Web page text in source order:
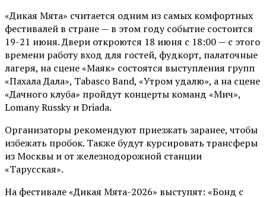
«Дикая Мята» считается одним из самых комфортных
фестивалей в стране — в этом году событие состоится
19-21 июня. Двери откроются 18 июня с 18:00 — с этого
времени работу вход для гостей, фудкорт, палаточные
лагеря, на сцене «Маяк» состоятся выступления групп
«Пахала Дала», Tabasco Band, «Утром удалю», а на сцене
«Дачного клуба» пройдут концерты команд «Мич»,
Lomany Russky и Driada.
Организаторы рекомендуют приезжать заранее, чтобы
избежать пробок. Также будут курсировать трансферы
из Москвы и от железнодорожной станции
«Тарусская».
На фестивале «Дикая Мята-2026» выступят: «Бонд с